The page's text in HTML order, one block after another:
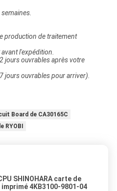
production de traitement
l'expédition.
jours ouvrables après votre
jours ouvrables pour arriver).
Board de CA30165C
RYOBI
SHINOHARA carte de
4KB3100-9801-04